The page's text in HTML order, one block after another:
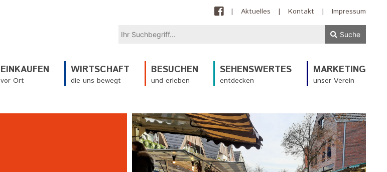
| Aktuelles | Kontakt | Impressum
Suche
EINKAUFEN
vor Ort
WIRTSCHAFT
die uns bewegt
BESUCHEN
und erleben
SEHENSWERTES
entdecken
MARKETING
unser Verein